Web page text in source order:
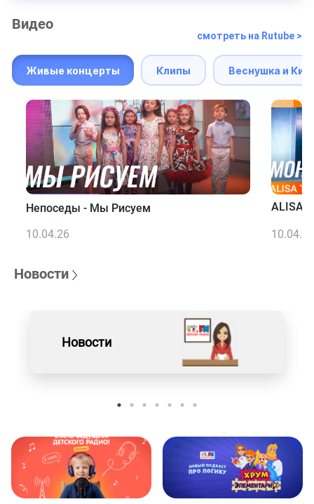
Видео
смотреть на Rutube >
Живые концерты Клипы Веснушка и
Непоседы - Мы Рисуем
10.04.26
ALISA
10.04.26
Новости
Новости